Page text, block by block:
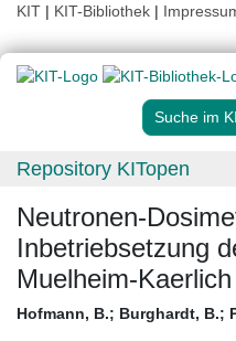
KIT | KIT-Bibliothek |
Suche im
Repository KITopen
Neutronen-
Inbetriebsetzung
Muelheim-Kaerlich
Hofmann, B.; Burghardt, B.;